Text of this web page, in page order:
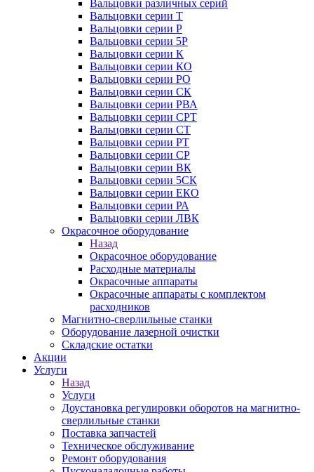
Вальцовки различных серий
Вальцовки серии Т
Вальцовки серии Р
Вальцовки серии 5Р
Вальцовки серии К
Вальцовки серии КО
Вальцовки серии РО
Вальцовки серии СК
Вальцовки серии РВА
Вальцовки серии СРТ
Вальцовки серии СТ
Вальцовки серии РТ
Вальцовки серии СР
Вальцовки серии ВК
Вальцовки серии 5СК
Вальцовки серии ЕКО
Вальцовки серии РА
Вальцовки серии ЛВК
Окрасочное оборудование
Назад
Окрасочное оборудование
Расходные материалы
Окрасочные аппараты
Окрасочные аппараты с комплектом
расходников
Магнитно-сверлильные станки
Оборудование лазерной очистки
Складские остатки
Акции
Услуги
Назад
Услуги
Доустановка регулировки оборотов на магнитно-
сверлильные станки
Поставка запчастей
Техническое обслуживание
Ремонт оборудования